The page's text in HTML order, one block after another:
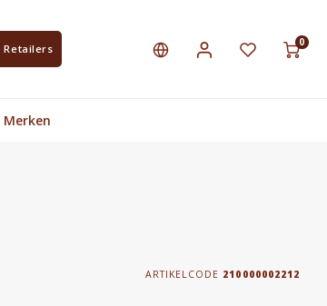
Retailers
0
Merken
ARTIKELCODE 210000002212